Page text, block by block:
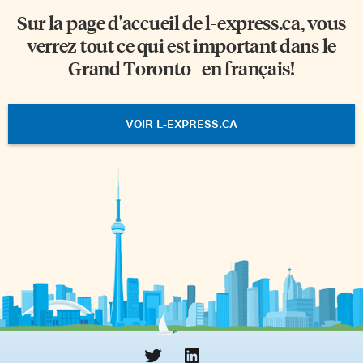
Sur la page d'accueil del-express.ca, vous
verrez tout ce qui est important dans le
Grand Toronto - en français!
VOIR L-EXPRESS.CA